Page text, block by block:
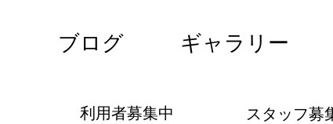
ブログ ギャラリー
利用者募集中 スタッフ募